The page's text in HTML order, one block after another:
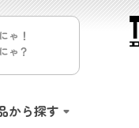
ゃ！
ゃ？
から探す